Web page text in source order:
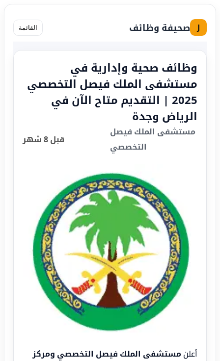
J صحيفة وظائف القائمة
وظائف صحية وإدارية في
مستشفى الملك فيصل التخصصي
2025 | التقديم متاح الآن في
الرياض وجدة
مستشفى الملك فيصل
التخصصي
قبل 8 شهر
أعلن مستشفى الملك فيصل التخصصي ومركز